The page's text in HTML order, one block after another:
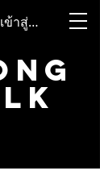
เข้าสู่ระบบ